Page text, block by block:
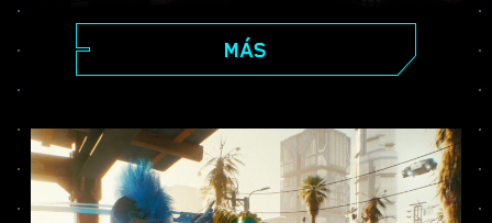
rascacielos del Centro Corporativo hasta la
extensa periferia de las Badlands, Night
City está llena de secretos por descubrir.
MÁS